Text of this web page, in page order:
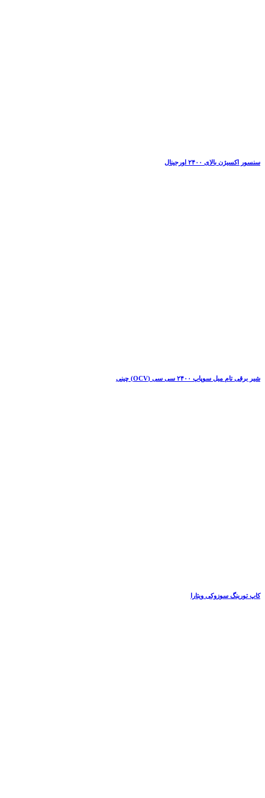
سنسور اکسیژن بالای ۲۴۰۰ اورجینال
شیر برقی تام میل سوپاپ ۲۴۰۰ سی سی (OCV) چینی
کاپ تورینگ سوزوکی ویتارا